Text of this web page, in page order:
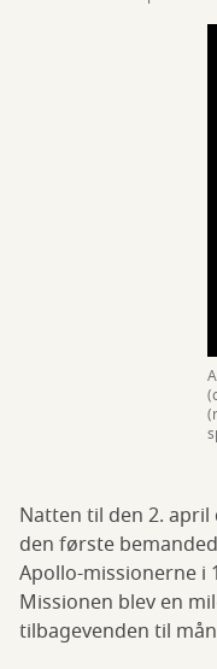
Natten til den 2.
den første
Apollo-missionerne i
Missionen blev en
tilbagevenden til